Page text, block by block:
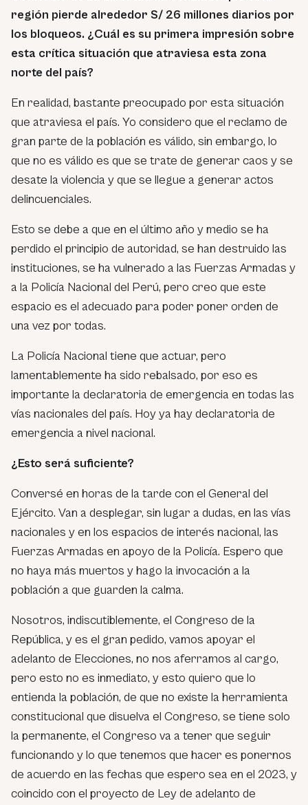
región pierde alrededor S/ 26 millones diarios por
los bloqueos. ¿Cuál es su primera impresión sobre
esta crítica situación que atraviesa esta zona
norte del país?
En realidad, bastante preocupado por esta situación
que atraviesa el país. Yo considero que el reclamo de
gran parte de la población es válido, sin embargo, lo
que no es válido es que se trate de generar caos y se
desate la violencia y que se llegue a generar actos
delincuenciales.
Esto se debe a que en el último año y medio se ha
perdido el principio de autoridad, se han destruido las
instituciones, se ha vulnerado a las Fuerzas Armadas y
a la Policía Nacional del Perú, pero creo que este
espacio es el adecuado para poder poner orden de
una vez por todas.
La Policía Nacional tiene que actuar, pero
lamentablemente ha sido rebalsado, por eso es
importante la declaratoria de emergencia en todas las
vías nacionales del país. Hoy ya hay declaratoria de
emergencia a nivel nacional.
¿Esto será suficiente?
Conversé en horas de la tarde con el General del
Ejército. Van a desplegar, sin lugar a dudas, en las vías
nacionales y en los espacios de interés nacional, las
Fuerzas Armadas en apoyo de la Policía. Espero que
no haya más muertos y hago la invocación a la
población a que guarden la calma.
Nosotros, indiscutiblemente, el Congreso de la
República, y es el gran pedido, vamos apoyar el
adelanto de Elecciones, no nos aferramos al cargo,
pero esto no es inmediato, y esto quiero que lo
entienda la población, de que no existe la herramienta
constitucional que disuelva el Congreso, se tiene solo
la permanente, el Congreso va a tener que seguir
funcionando y lo que tenemos que hacer es ponernos
de acuerdo en las fechas que espero sea en el 2023, y
coincido con el proyecto de Ley de adelanto de